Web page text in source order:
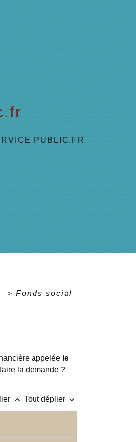
PUBLIC.FR
> Fonds social
appelée le
la demande ?
keyboard_arrow_up Tout déplier keyboard_arrow_down